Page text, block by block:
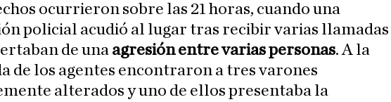
ocurrieron sobre las 21 horas, cuando una
policial acudió al lugar tras recibir varias llamadas
de una agresión entre varias personas. A la
de los agentes encontraron a tres varones
alterados y uno de ellos presentaba la